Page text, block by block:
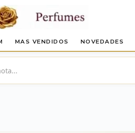
MAS VENDIDOS NOVEDADES